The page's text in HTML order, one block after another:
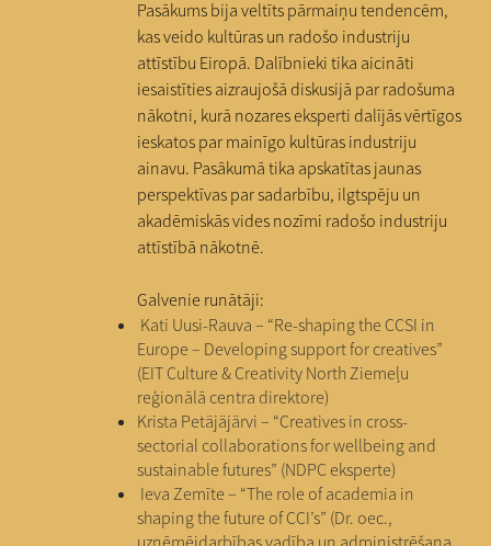
Pasākums bija veltīts pārmaiņu tendencēm,
kas veido kultūras un radošo industriju
attīstību Eiropā. Dalībnieki tika aicināti
iesaistīties aizraujošā diskusijā par radošuma
nākotni, kurā nozares eksperti dalījās vērtīgos
ieskatos par mainīgo kultūras industriju
ainavu. Pasākumā tika apskatītas jaunas
perspektīvas par sadarbību, ilgtspēju un
akadēmiskās vides nozīmi radošo industriju
attīstībā nākotnē.
Galvenie runātāji:
Kati Uusi-Rauva – “Re-shaping the CCSI in
Europe – Developing support for creatives”
(EIT Culture & Creativity North Ziemeļu
reģionālā centra direktore)
Krista Petäjäjärvi – “Creatives in cross-
sectorial collaborations for wellbeing and
sustainable futures” (NDPC eksperte)
Ieva Zemīte – “The role of academia in
shaping the future of CCI’s” (Dr. oec.,
uzņēmējdarbības vadība un administrēšana,